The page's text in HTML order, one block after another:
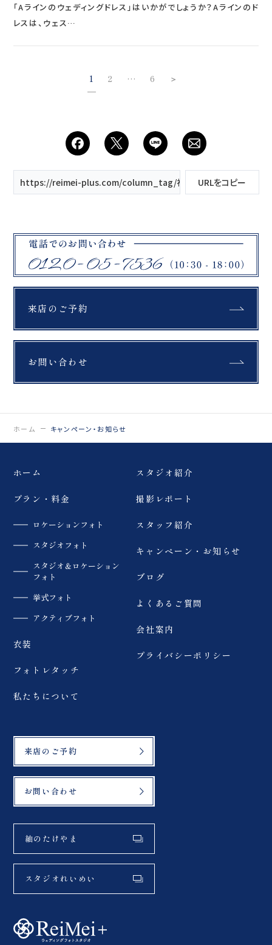
「Aラインのウェディングドレス」はいかがでしょうか？Aラインのド
レスは、ウェス…
1 2 … 6 ＞
https://reimei-plus.com/column_tag/福島県ウェディングフォト
URLをコピー
来店のご予約
お問い合わせ
ホーム キャンペーン・お知らせ
ホーム
プラン・料金
ロケーションフォト
スタジオフォト
スタジオ＆ロケーション
フォト
挙式フォト
アクティブフォト
衣装
フォトレタッチ
私たちについて
スタジオ紹介
撮影レポート
スタッフ紹介
キャンペーン・お知らせ
ブログ
よくあるご質問
会社案内
プライバシーポリシー
来店のご予約
お問い合わせ
紬のたけやま
スタジオれいめい